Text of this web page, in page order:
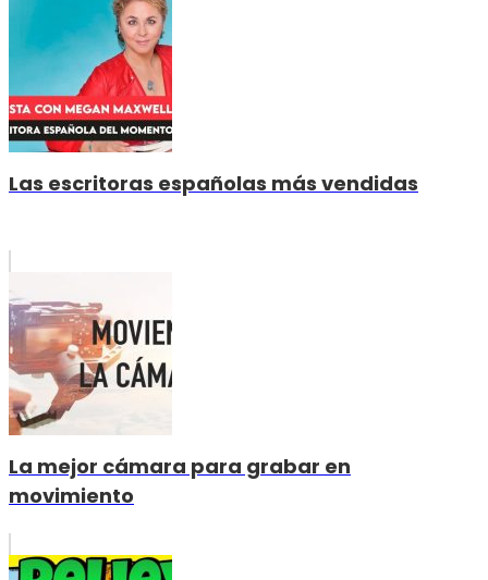
Las escritoras españolas más vendidas
La mejor cámara para grabar en
movimiento